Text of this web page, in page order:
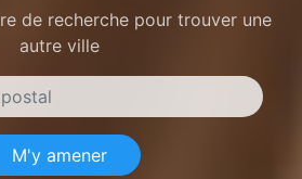
de recherche pour trouver une
autre ville
M'y amener